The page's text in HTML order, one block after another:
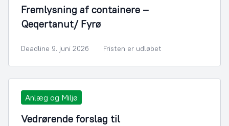
Fremlysning af containere –
Qeqertanut/ Fyrø
Deadline 9. juni 2026 Fristen er udløbet
Anlæg og Miljø
Vedrørende forslag til